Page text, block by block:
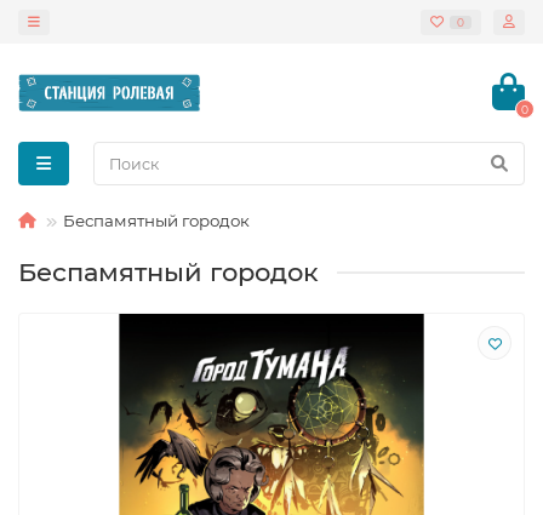
0
0
Беспамятный городок
Беспамятный городок